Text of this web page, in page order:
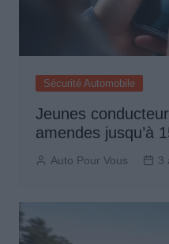
Sécurité Automobile
Jeunes
amendes jusqu’à
Auto Pour Vous 3